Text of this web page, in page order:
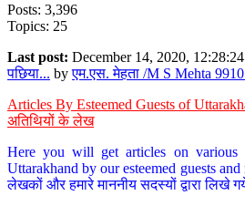
Posts: 3,396
Topics: 25
Last post: December 14, 2020,
पछिया... byएम.एस. मेहता /M S Mehta
Articles By Esteemed Guests of
अतिथियों के लेख
Here you will get articles on various
Uttarakhand by our esteemed guests and
लेखकों और हमारे माननीय सदस्यों द्वारा लिखे